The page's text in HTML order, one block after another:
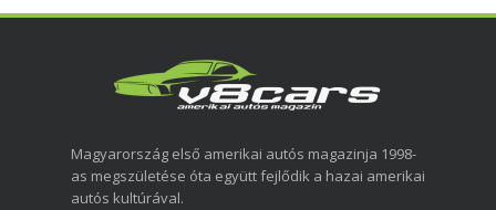
Magyarország első amerikai autós magazinja 1998-
as megszületése óta együtt fejlődik a hazai amerikai
autós kultúrával.